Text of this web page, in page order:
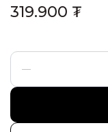
319.900 ₮